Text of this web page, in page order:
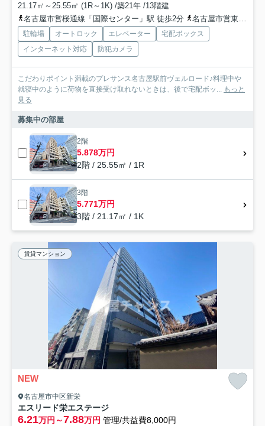
21.17㎡～25.55㎡ (1R～1K) /築21年 /13階建
名古屋市営桜通線「国際センター」駅 徒歩2分
名古屋市営東山線「名古屋」駅 徒歩7分
駐輪場 オートロック エレベーター
宅配ボックス
インターネット対応
防犯カメラ
こだわりポイント満載のプレサンス名古屋駅前ヴェルロード♪料理中や
就寝中のように荷物を直接受け取れないときは、後で宅配ボッ...
もっと
見る
募集中の部屋
2階
5.878万円
2階 / 25.55㎡ / 1R
3階
5.771万円
3階 / 21.17㎡ / 1K
賃貸マンション
NEW
名古屋市中区新栄
エスリード栄エステージ
6.21万円～7.88万円 管理/共益費8,000円